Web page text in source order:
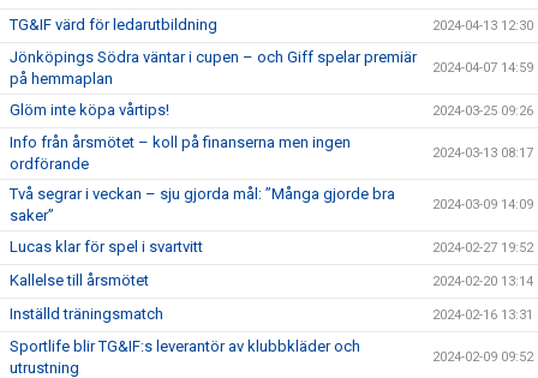
TG&IF värd för ledarutbildning 2024-04-13 12:30
Jönköpings Södra väntar i cupen – och Giff spelar premiär
på hemmaplan
2024-04-07 14:59
Glöm inte köpa vårtips! 2024-03-25 09:26
Info från årsmötet – koll på finanserna men ingen
ordförande
2024-03-13 08:17
Två segrar i veckan – sju gjorda mål: ”Många gjorde bra
saker”
2024-03-09 14:09
Lucas klar för spel i svartvitt 2024-02-27 19:52
Kallelse till årsmötet 2024-02-20 13:14
Inställd träningsmatch 2024-02-16 13:31
Sportlife blir TG&IF:s leverantör av klubbkläder och
utrustning
2024-02-09 09:52